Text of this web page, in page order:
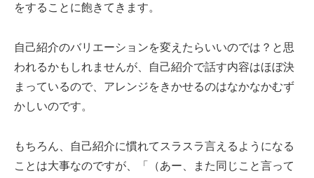
をすることに飽きてきます。
自己紹介のバリエーションを変えたらいいのでは？と思
われるかもしれませんが、自己紹介で話す内容はほぼ決
まっているので、アレンジをきかせるのはなかなかむず
かしいのです。
もちろん、自己紹介に慣れてスラスラ言えるようになる
ことは大事なのですが、「（あー、また同じこと言って